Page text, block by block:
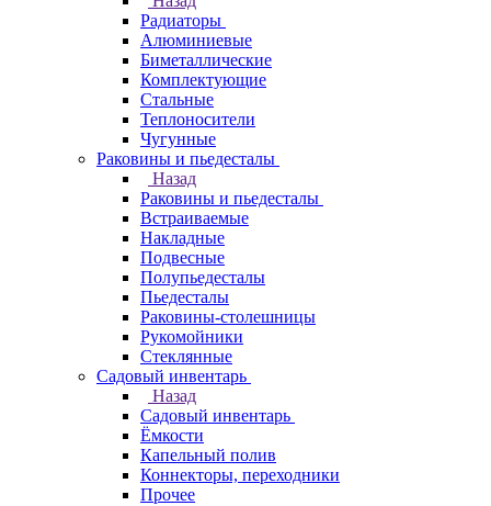
Радиаторы
Алюминиевые
Биметаллические
Комплектующие
Стальные
Теплоносители
Чугунные
Раковины и пьедесталы
Назад
Раковины и пьедесталы
Встраиваемые
Накладные
Подвесные
Полупьедесталы
Пьедесталы
Раковины-столешницы
Рукомойники
Стеклянные
Садовый инвентарь
Назад
Садовый инвентарь
Ёмкости
Капельный полив
Коннекторы, переходники
Прочее